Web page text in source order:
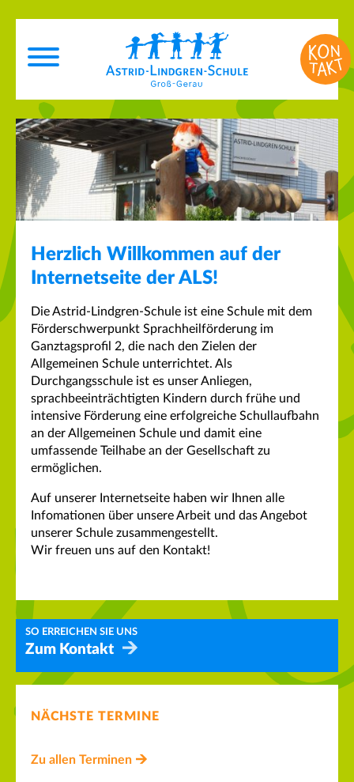
Herzlich Willkommen auf der
Internetseite der ALS!
Die Astrid-Lindgren-Schule ist eine Schule mit dem
Förderschwerpunkt Sprachheilförderung im
Ganztagsprofil 2, die nach den Zielen der
Allgemeinen Schule unterrichtet. Als
Durchgangsschule ist es unser Anliegen,
sprachbeeinträchtigten Kindern durch frühe und
intensive Förderung eine erfolgreiche Schullaufbahn
an der Allgemeinen Schule und damit eine
umfassende Teilhabe an der Gesellschaft zu
ermöglichen.
Auf unserer Internetseite haben wir Ihnen alle
Infomationen über unsere Arbeit und das Angebot
unserer Schule zusammengestellt.
Wir freuen uns auf den Kontakt!
SO ERREICHEN SIE UNS
Zum Kontakt
NÄCHSTE TERMINE
Zu allen Terminen